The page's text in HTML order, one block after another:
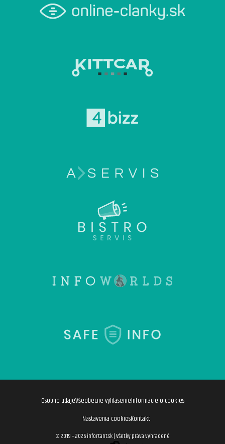
Osobné údajeVšeobecné vyhlásenieInformácie o cookies
Nastavenia cookiesKontakt
© 2019 – 2026 infortant.sk|Všetky práva vyhradené